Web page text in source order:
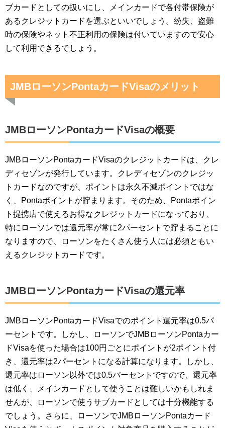
ブカードとしての扱いにし、メインカードで各付帯保険が
あるクレジットカードを選ぶといいでしょう。紛失、盗難
時の保険やネット不正利用の保険は付いていますので安心
して利用できるでしょう。
JMBローソンPontaカードVisaのメリット
JMBローソンPontaカードVisaの概要
JMBローソンPontaカードVisaのクレジットカードは、クレ
ディセゾンが発行しています。クレディセゾンのクレジッ
トカードなのですが、ポイントは永久不滅ポイントではな
く、Pontaポイントが貯まります。そのため、Pontaポイン
ト提携店で使えるお得なクレジットカードになっており、
特にローソンでは還元率が常に2パーセントで貯まることに
なりますので、ローソンをたくさん使う人には必須ともい
えるクレジットカードです。
JMBローソンPontaカードVisaの還元率
JMBローソンPontaカードVisaでのポイント還元率は0.5パ
ーセントです。しかし、ローソンでJMBローソンPontaカー
ドVisaを使った場合は100円ごとにポイントが2ポイント付
き、還元率は2パーセントになる計算になります。しかし、
還元率はローソン以外では0.5パーセントですので、還元率
は低く、メインカードとして使うことは難しいかもしれま
せんが、ローソンで使うサブカードとしては十分機能する
でしょう。さらに、ローソンでJMBローソンPontaカード